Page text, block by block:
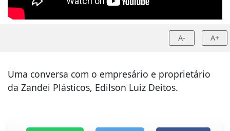
A- A+
Uma conversa com o empresário e proprietário
da Zandei Plásticos, Edilson Luiz Deitos.